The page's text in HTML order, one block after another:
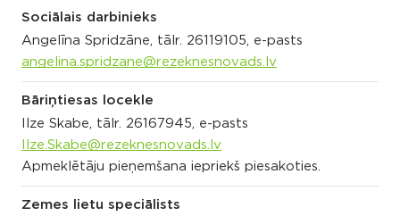
Sociālais darbinieks
Angelīna Spridzāne, tālr. 26119105, e-pasts
angelina.spridzane@rezeknesnovads.lv
Bāriņtiesas locekle
Ilze Skabe, tālr. 26167945, e-pasts
Ilze.Skabe@rezeknesnovads.lv
Apmeklētāju pieņemšana iepriekš piesakoties.
Zemes lietu speciālists